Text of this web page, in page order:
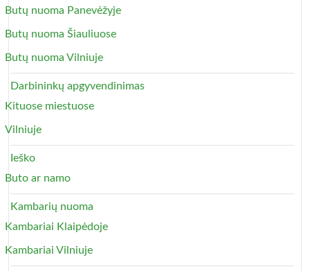
Butų nuoma Panevėžyje
Butų nuoma Šiauliuose
Butų nuoma Vilniuje
Darbininkų apgyvendinimas
Kituose miestuose
Vilniuje
Ieško
Buto ar namo
Kambarių nuoma
Kambariai Klaipėdoje
Kambariai Vilniuje